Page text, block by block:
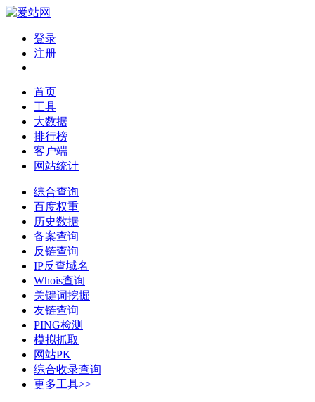
登录
注册
首页
工具
大数据
排行榜
客户端
网站统计
综合查询
百度权重
历史数据
备案查询
反链查询
IP反查域名
Whois查询
关键词挖掘
友链查询
PING检测
模拟抓取
网站PK
综合收录查询
更多工具>>